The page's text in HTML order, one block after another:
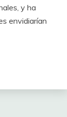
y ha
envidiarían